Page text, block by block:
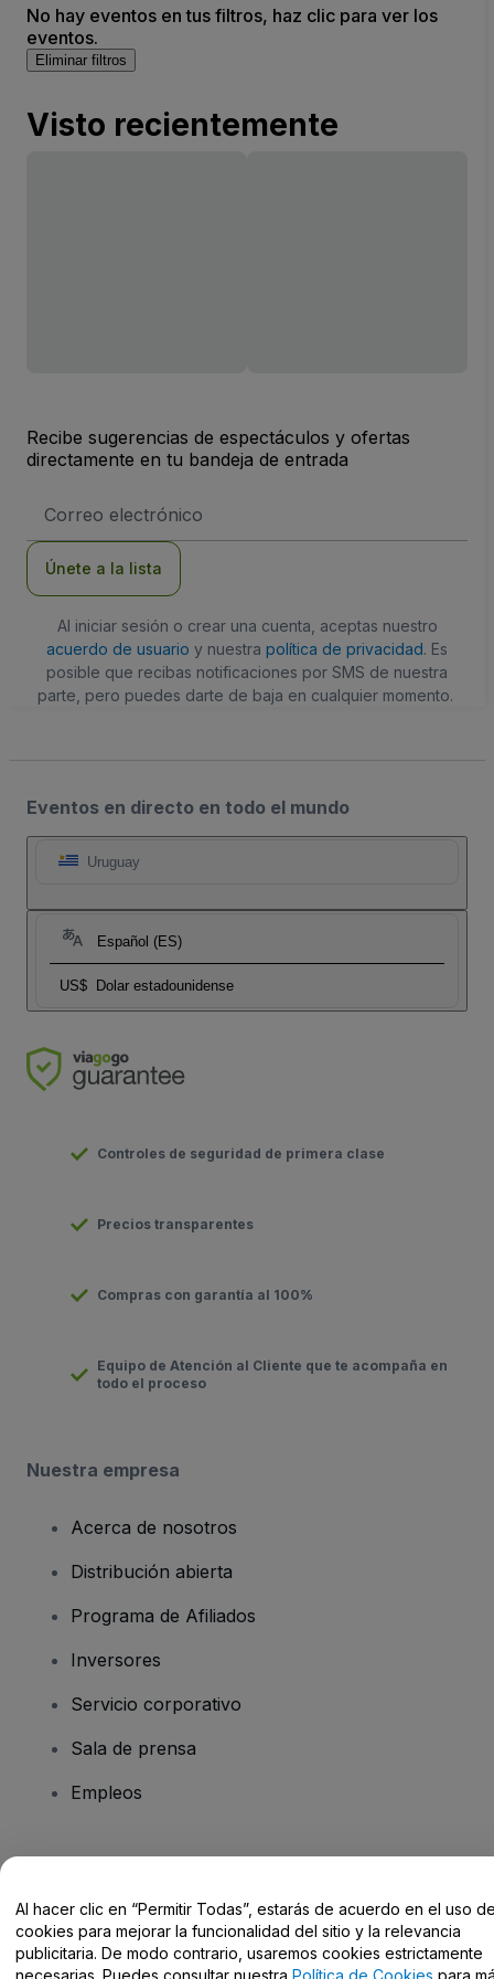
No hay eventos en tus filtros, haz clic para ver los
eventos.
Eliminar filtros
Visto recientemente
Recibe sugerencias de espectáculos y ofertas
directamente en tu bandeja de entrada
de
Únete a la lista
Al iniciar sesión o crear una cuenta, aceptas nuestro
acuerdo de usuario y nuestra política de privacidad. Es
posible que recibas notificaciones por SMS de nuestra
parte, pero puedes darte de baja en cualquier momento.
Eventos en directo en todo el mundo
Uruguay
Español (ES)
US$ Dolar estadounidense
Controles de seguridad de primera clase
Precios transparentes
Compras con garantía al 100%
Equipo de Atención al Cliente que te acompaña en
todo el proceso
Nuestra empresa
Acerca de nosotros
Distribución abierta
Programa de Afiliados
Inversores
Servicio corporativo
Sala de prensa
Empleos
Centro de Ayuda / Contacto
Al hacer clic en “Permitir Todas”, estarás de acuerdo en el uso
cookies para mejorar la funcionalidad del sitio y la relevancia
publicitaria. De modo contrario, usaremos cookies estrictamente
necesarias. Puedes consultar nuestra Política de Cookies para